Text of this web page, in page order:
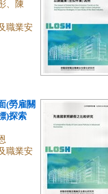
、陳
職業安
(勞雇關
)探索
職業安